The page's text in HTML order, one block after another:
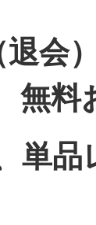
退会
料
単品